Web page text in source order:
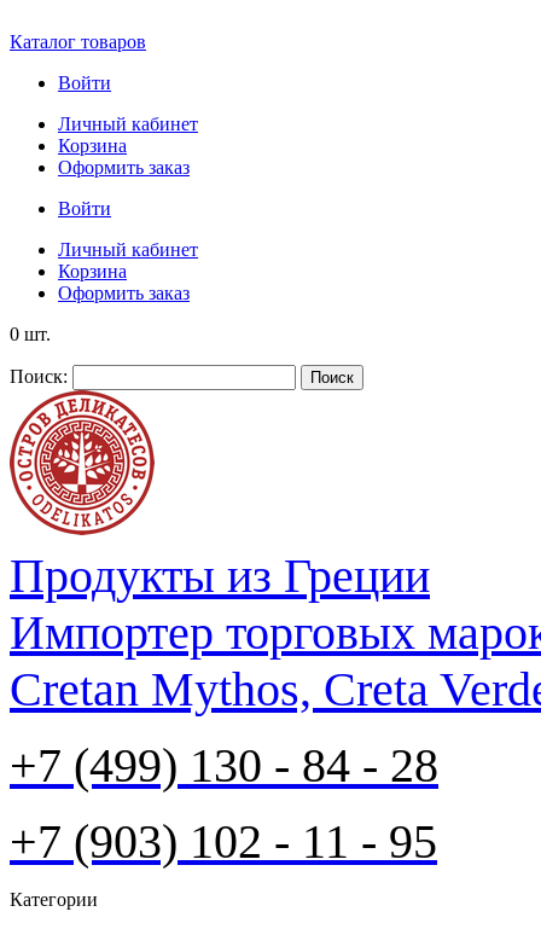
Каталог товаров
Войти
Личный кабинет
Корзина
Оформить заказ
Войти
Личный кабинет
Корзина
Оформить заказ
0 шт.
Поиск: Поиск
Продукты из Греции
Импортер торговых
Cretan Mythos, Creta
+7 (499) 130 - 84 - 28
+7 (903) 102 - 11 - 95
Категории